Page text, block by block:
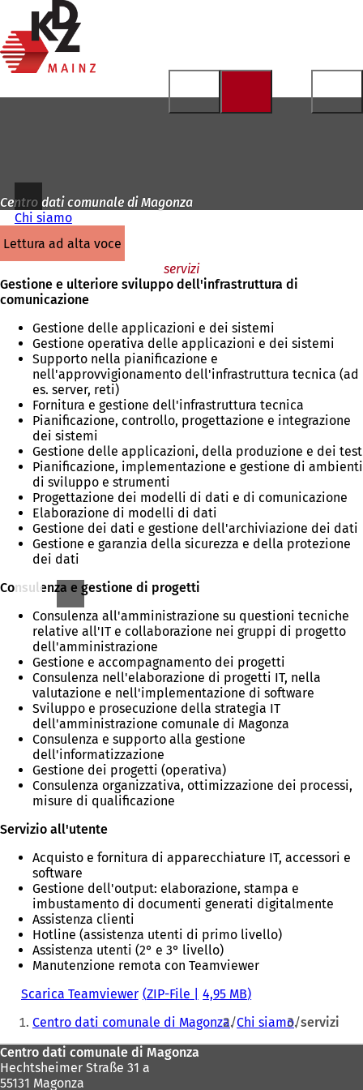
Vai al contenuto
pagina
iniziale
Centro dati comunale di Magonza
Chi siamo
lettura ad alta voce
servizi
Gestione e ulteriore sviluppo dell'infrastruttura di
comunicazione
Gestione delle applicazioni e dei sistemi
Gestione operativa delle applicazioni e dei sistemi
Supporto nella pianificazione e
nell'approvvigionamento dell'infrastruttura tecnica (ad
es. server, reti)
Fornitura e gestione dell'infrastruttura tecnica
Pianificazione, controllo, progettazione e integrazione
dei sistemi
Gestione delle applicazioni, della produzione e dei test
Pianificazione, implementazione e gestione di ambienti
di sviluppo e strumenti
Progettazione dei modelli di dati e di comunicazione
Elaborazione di modelli di dati
Gestione dei dati e gestione dell'archiviazione dei dati
Gestione e garanzia della sicurezza e della protezione
dei dati
Consulenza e gestione di progetti
Consulenza all'amministrazione su questioni tecniche
relative all'IT e collaborazione nei gruppi di progetto
dell'amministrazione
Gestione e accompagnamento dei progetti
Consulenza nell'elaborazione di progetti IT, nella
valutazione e nell'implementazione di software
Sviluppo e prosecuzione della strategia IT
dell'amministrazione comunale di Magonza
Consulenza e supporto alla gestione
dell'informatizzazione
Gestione dei progetti (operativa)
Consulenza organizzativa, ottimizzazione dei processi,
misure di qualificazione
Servizio all'utente
Acquisto e fornitura di apparecchiature IT, accessori e
software
Gestione dell'output: elaborazione, stampa e
imbustamento di documenti generati digitalmente
Assistenza clienti
Hotline (assistenza utenti di primo livello)
Assistenza utenti (2° e 3° livello)
Manutenzione remota con Teamviewer
Scarica Teamviewer ZIP-File 4,95 MB
Siete
qui:
Centro dati comunale di Magonza Chi siamo servizi
Area
dei
Centro dati comunale di Magonza
Hechtsheimer Straße 31 a
55131 Magonza